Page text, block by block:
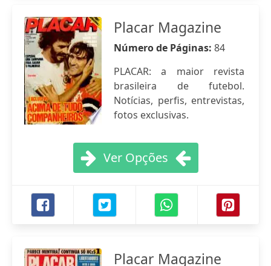
Placar Magazine
Número de Páginas: 84
PLACAR: a maior revista
brasileira de futebol.
Notícias, perfis, entrevistas,
fotos exclusivas.
Ver Opções
Placar Magazine